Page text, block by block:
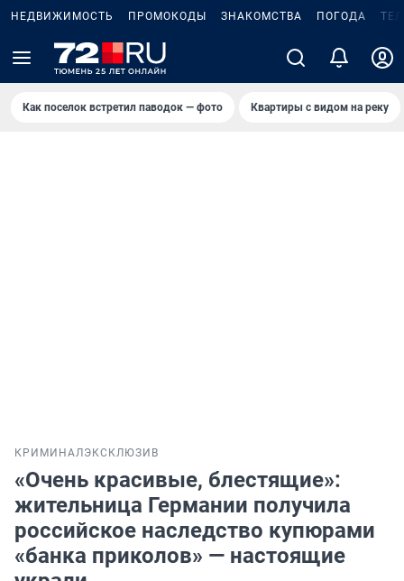
НЕДВИЖИМОСТЬ ПРОМОКОДЫ ЗНАКОМСТВА ПОГОДА
Как поселок встретил паводок — фото Квартиры с видом на реку
КРИМИНАЛ ЭКСКЛЮЗИВ
«Очень красивые, блестящие»:
жительница Германии получила
российское наследство купюрами
«банка приколов» — настоящие